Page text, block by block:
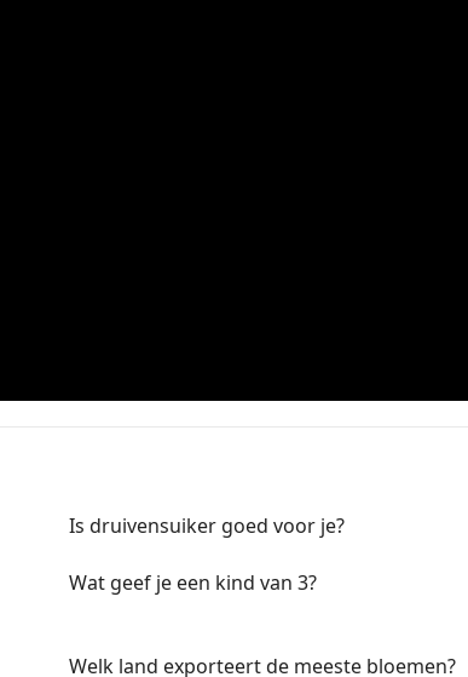
Is druivensuiker goed voor je?
Wat geef je een kind van 3?
Welk land exporteert de meeste bloemen?